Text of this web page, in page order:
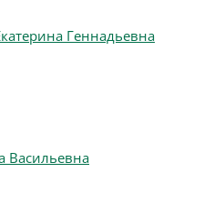
Геннадьевна
Васильевна